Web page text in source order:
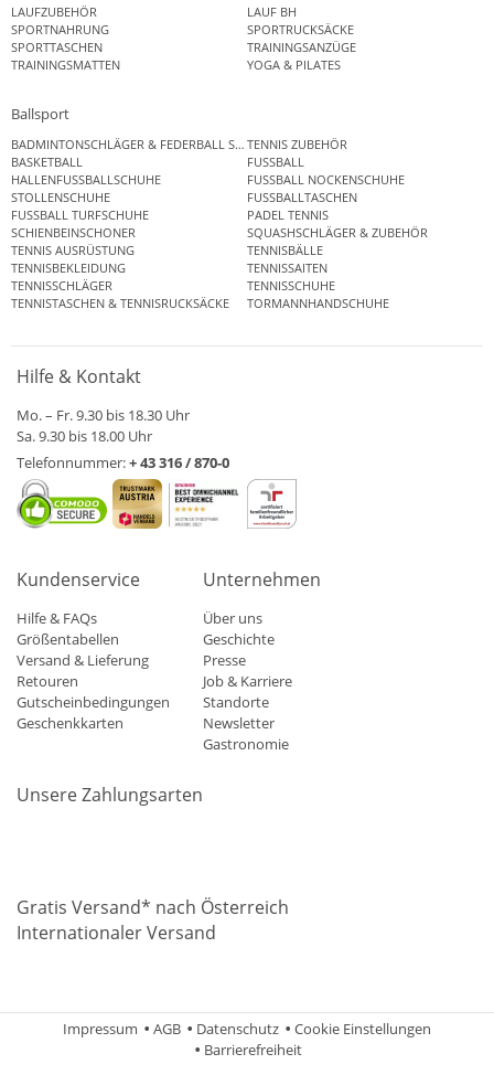
LAUFZUBEHÖR
LAUF BH
SPORTNAHRUNG
SPORTRUCKSÄCKE
SPORTTASCHEN
TRAININGSANZÜGE
TRAININGSMATTEN
YOGA & PILATES
Ballsport
BADMINTONSCHLÄGER & FEDERBALL SETSTENNIS ZUBEHÖR
BASKETBALL
FUSSBALL
HALLENFUSSBALLSCHUHE
FUSSBALL NOCKENSCHUHE
STOLLENSCHUHE
FUSSBALLTASCHEN
FUSSBALL TURFSCHUHE
PADEL TENNIS
SCHIENBEINSCHONER
SQUASHSCHLÄGER & ZUBEHÖR
TENNIS AUSRÜSTUNG
TENNISBÄLLE
TENNISBEKLEIDUNG
TENNISSAITEN
TENNISSCHLÄGER
TENNISSCHUHE
TENNISTASCHEN & TENNISRUCKSÄCKE
TORMANNHANDSCHUHE
Hilfe & Kontakt
Mo. – Fr. 9.30 bis 18.30 Uhr
Sa. 9.30 bis 18.00 Uhr
Telefonnummer:+ 43 316 / 870-0
Kundenservice
Hilfe & FAQs
Größentabellen
Versand & Lieferung
Retouren
Gutscheinbedingungen
Geschenkkarten
Unternehmen
Über uns
Geschichte
Presse
Job & Karriere
Standorte
Newsletter
Gastronomie
Unsere Zahlungsarten
Gratis Versand* nach Österreich
Internationaler Versand
Impressum AGB Datenschutz
Cookie Einstellungen
Barrierefreiheit